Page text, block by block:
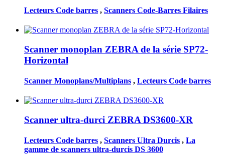
Lecteurs Code barres , Scanners Code-Barres Filaires
Scanner monoplan ZEBRA de la série SP72-
Horizontal
Scanner Monoplans/Multiplans , Lecteurs Code barres
Scanner ultra-durci ZEBRA DS3600-XR
Lecteurs Code barres , Scanners Ultra Durcis , La
gamme de scanners ultra-durcis DS 3600